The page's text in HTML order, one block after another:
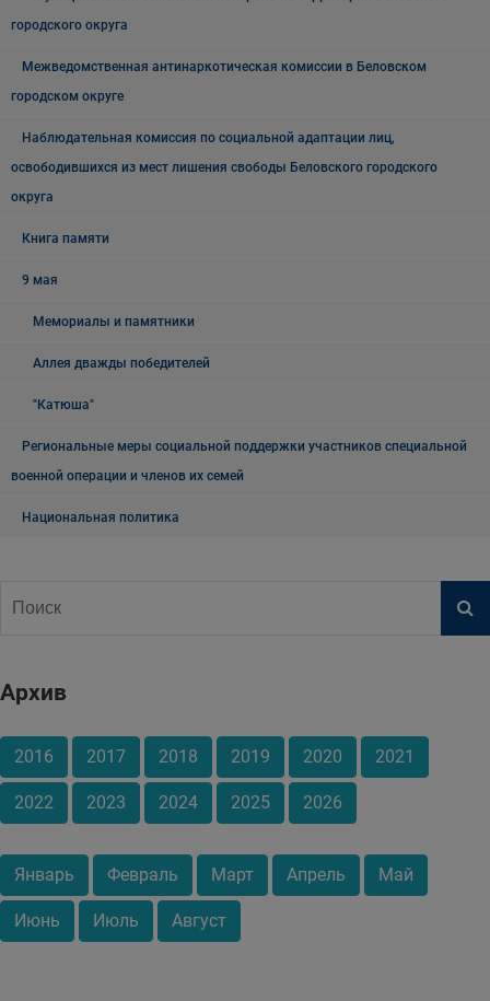
городского округа
Межведомственная антинаркотическая комиссии в Беловском
городском округе
Наблюдательная комиссия по социальной адаптации лиц,
освободившихся из мест лишения свободы Беловского городского
округа
Книга памяти
9 мая
Мемориалы и памятники
Аллея дважды победителей
"Катюша"
Региональные меры социальной поддержки участников специальной
военной операции и членов их семей
Национальная политика
Архив
2016 2017 2018 2019 2020 2021
2022 2023 2024 2025 2026
Январь Февраль Март Апрель Май
Июнь Июль Август